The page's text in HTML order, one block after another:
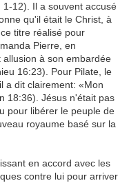
1-12) Il a souvent accusé
qu'il était le Christ à
titre réalisé pour
Pierre , en
allusion à son embardée
16:23) Pour Pilate, le
, il a dit clairement: «Mon
18:36) Jésus n'était pas
pour libérer le peuple de
royaume basé sur la
en accord avec les
contre lui pour arriver